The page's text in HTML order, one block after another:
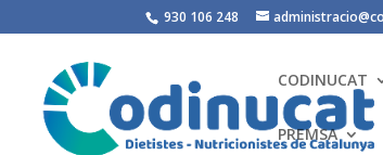
930 106 248
CODINUCAT
PREMSA